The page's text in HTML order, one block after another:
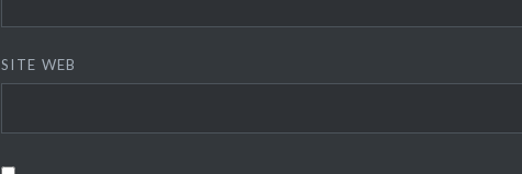
SITE WEB